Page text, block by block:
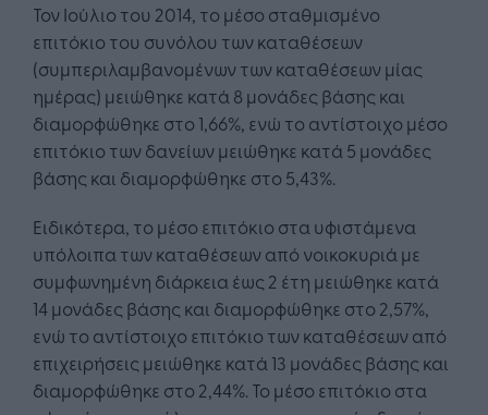
Τον Ιούλιο του 2014, το μέσο σταθμισμένο
επιτόκιο του συνόλου των καταθέσεων
(συμπεριλαμβανομένων των καταθέσεων μίας
ημέρας) μειώθηκε κατά 8 μονάδες βάσης και
διαμορφώθηκε στο 1,66%, ενώ το αντίστοιχο μέσο
επιτόκιο των δανείων μειώθηκε κατά 5 μονάδες
βάσης και διαμορφώθηκε στο 5,43%.
Ειδικότερα, το μέσο επιτόκιο στα υφιστάμενα
υπόλοιπα των καταθέσεων από νοικοκυριά με
συμφωνημένη διάρκεια έως 2 έτη μειώθηκε κατά
14 μονάδες βάσης και διαμορφώθηκε στο 2,57%,
ενώ το αντίστοιχο επιτόκιο των καταθέσεων από
επιχειρήσεις μειώθηκε κατά 13 μονάδες βάσης και
διαμορφώθηκε στο 2,44%. Το μέσο επιτόκιο στα